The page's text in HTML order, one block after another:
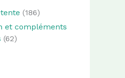
(186)
et compléments
(62)